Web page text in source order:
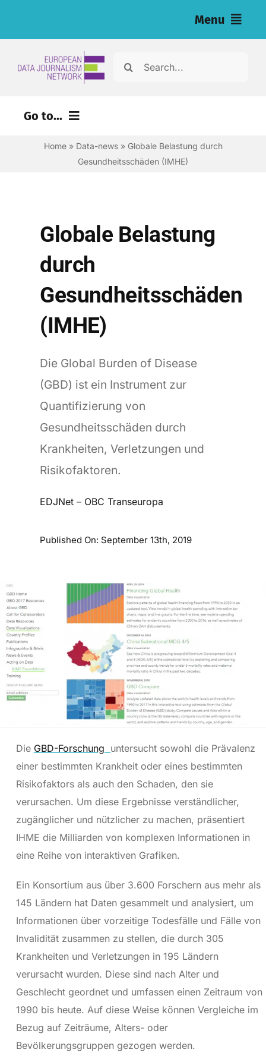
Menu
Ressourcen für Journalist:innen (eng)
Search
Go to...
Home» Data-news» Globale Belastung durch
Gesundheitsschäden (IMHE)
Globale Belastung
durch
Gesundheitsschäden
(IMHE)
Die Global Burden of Disease
(GBD) ist ein Instrument zur
Quantifizierung von
Gesundheitsschäden durch
Krankheiten, Verletzungen und
Risikofaktoren.
EDJNet – OBC Transeuropa
Published On: September 13th, 2019
Die GBD-Forschung untersucht sowohl die Prävalenz
einer bestimmten Krankheit oder eines bestimmten
Risikofaktors als auch den Schaden, den sie
verursachen. Um diese Ergebnisse verständlicher,
zugänglicher und nützlicher zu machen, präsentiert
IHME die Milliarden von komplexen Informationen in
eine Reihe von interaktiven Grafiken.
Ein Konsortium aus über 3.600 Forschern aus mehr als
145 Ländern hat Daten gesammelt und analysiert, um
Informationen über vorzeitige Todesfälle und Fälle von
Invalidität zusammen zu stellen, die durch 305
Krankheiten und Verletzungen in 195 Ländern
verursacht wurden. Diese sind nach Alter und
Geschlecht geordnet und umfassen einen Zeitraum von
1990 bis heute. Auf diese Weise können Vergleiche im
Bezug auf Zeiträume, Alters- oder
Bevölkerungsgruppen gezogen werden.